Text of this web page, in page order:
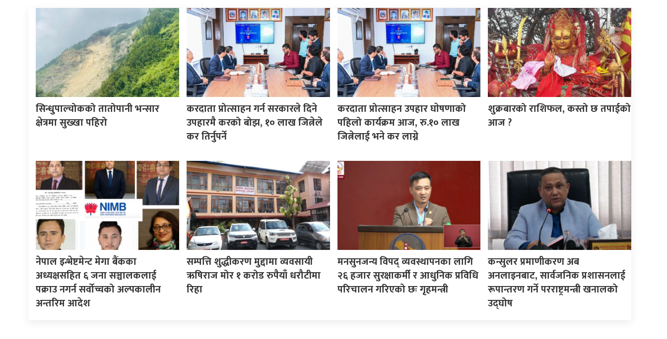
सिन्धुपाल्चोकको तातोपानी भन्सार
क्षेत्रमा सुख्खा पहिरो
करदाता प्रोत्साहन गर्न सरकारले दिने
उपहारमै करको बोझ, १० लाख जित्नेले
कर तिर्नुपर्ने
करदाता प्रोत्साहन उपहार घाेषणाको
पहिलो कार्यक्रम आज, रु.१० लाख
जित्नेलाई भने कर लाग्ने
शुक्रबारको राशिफल, कस्तो छ तपाईको
आज ?
नेपाल इन्भेष्टमेन्ट मेगा बैंकका
अध्यक्षसहित ६ जना सञ्चालकलाई
पक्राउ नगर्न सर्वोच्चको अल्पकालीन
अन्तरिम आदेश
सम्पत्ति शुद्धीकरण मुद्दामा व्यवसायी
ऋषिराज मोर १ करोड रुपैयाँ धरौटीमा
रिहा
मनसुनजन्य विपद् व्यवस्थापनका लागि
२६ हजार सुरक्षाकर्मी र आधुनिक प्रविधि
परिचालन गरिएको छः गृहमन्त्री
कन्सुलर प्रमाणीकरण अब
अनलाइनबाट, सार्वजनिक प्रशासनलाई
रूपान्तरण गर्ने परराष्ट्रमन्त्री खनालको
उद्घोष